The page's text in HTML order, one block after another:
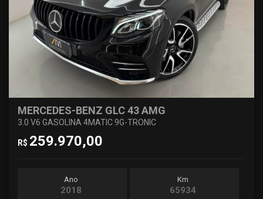
MERCEDES-BENZ GLC 43 AMG
3.0 V6 GASOLINA 4MATIC 9G-TRONIC
R$ 259.970,00
Ano
2018
Km
65934